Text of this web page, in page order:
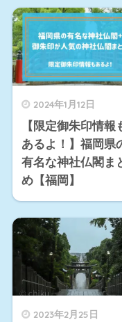
2024年1月12日
【限定御朱印情報
あるよ！】福岡県
有名な神社仏閣ま
め【福岡】
2023年2月25日